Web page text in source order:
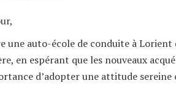
une auto-école de conduite à
en espérant que les nouveaux
d’adopter une attitude